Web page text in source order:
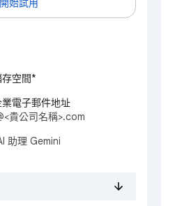
開始試用
空間*
電子郵件地址
貴公司名稱>.com
助理 Gemini